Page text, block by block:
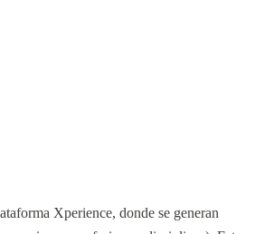
Xperience, donde se generan